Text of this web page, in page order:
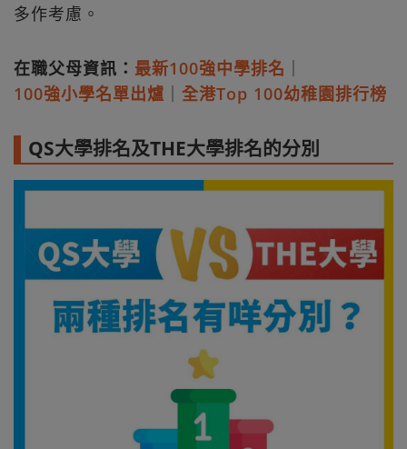
多作考慮。
在職父母資訊： 最新100強中學排名
100強小學名單出爐
全港Top 100幼稚園排行榜
QS大學排名及THE大學排名的分別